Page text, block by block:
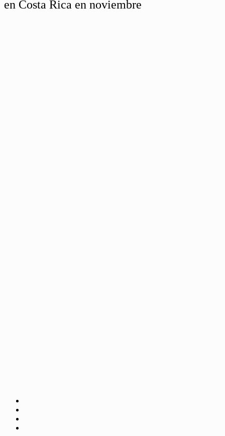
en Costa Rica en noviembre